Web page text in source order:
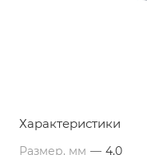
Характеристики
Размер, мм — 4,0